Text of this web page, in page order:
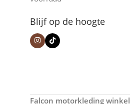
Blijf op de hoogte
Falcon motorkleding winkel